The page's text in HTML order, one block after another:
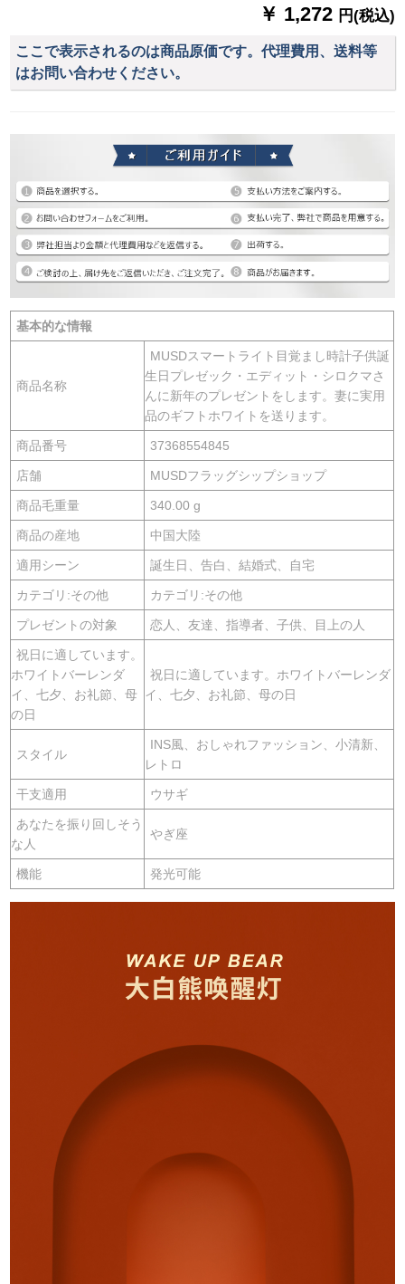
￥ 1,272 円(税込)
ここで表示されるのは商品原価です。代理費用、送料等
はお問い合わせください。
基本的な情報
商品名称
MUSDスマートライト目覚まし時計子供誕
生日プレゼック・エディット・シロクマさ
んに新年のプレゼントをします。妻に実用
品のギフトホワイトを送ります。
商品番号 37368554845
店舗 MUSDフラッグシップショップ
商品毛重量 340.00 g
商品の産地 中国大陸
適用シーン 誕生日、告白、結婚式、自宅
カテゴリ:その他 カテゴリ:その他
プレゼントの対象 恋人、友達、指導者、子供、目上の人
祝日に適しています。
ホワイトバーレンダ
イ、七夕、お礼節、母
の日
祝日に適しています。ホワイトバーレンダ
イ、七夕、お礼節、母の日
スタイル
INS風、おしゃれファッション、小清新、
レトロ
干支適用 ウサギ
あなたを振り回しそう
な人
やぎ座
機能 発光可能